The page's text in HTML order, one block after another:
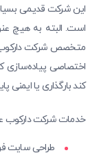
این شرکت قدیمی
است. البته به هیچ
اختصاصی پیاده‌سازی
کند بارگذاری یا
خدمات شرکت دارکوب
طراحی سایت